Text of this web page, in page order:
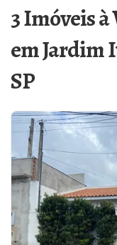
3 Imóveis à
em Jardim
SP